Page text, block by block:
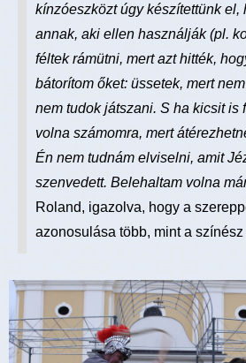
kínzóeszközt úgy készítettünk el,
annak, aki ellen használják (pl.
féltek rámütni, mert azt hitték,
bátorítom őket: üssetek, mert
nem tudok játszani. S ha kicsit is
volna számomra, mert
Én nem tudnám elviselni, amit
szenvedett. Belehaltam volna
Roland, igazolva, hogy a
azonosulása több, mint a színész